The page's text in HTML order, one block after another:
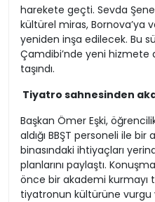
harekete geçti. Sevda
kültürel miras, Bornova’ya
yeniden inşa edilecek. Bu
Çamdibi’nde yeni hizmete
taşındı.
Tiyatro sahnesinden
Başkan Ömer Eşki,
aldığı BBŞT personeli ile
binasındaki ihtiyaçları
planlarını paylaştı.
önce bir akademi kurmayı
tiyatronun kültürüne vurgu